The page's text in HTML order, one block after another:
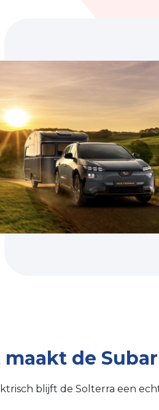
maakt de
blijft de Solterra een